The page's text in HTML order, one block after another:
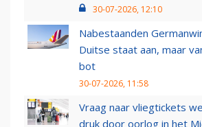
30-07-2026, 12:10
Nabestaanden
Duitse staat aan, maar
bot
30-07-2026, 11:58
Vraag naar vliegtickets
druk door oorlog in het